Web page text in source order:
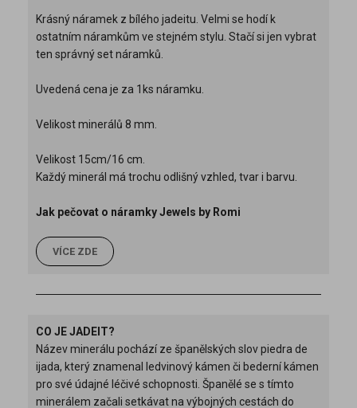
Krásný náramek z bílého jadeitu. Velmi se hodí k
ostatním náramkům ve stejném stylu. Stačí si jen vybrat
ten správný set náramků.
Uvedená cena je za 1ks náramku.
Velikost minerálů 8 mm.
Velikost 15cm/16 cm.
Každý minerál má trochu odlišný vzhled, tvar i barvu.
Jak pečovat o náramky Jewels by Romi
VÍCE ZDE
CO JE JADEIT?
Název minerálu pochází ze španělských slov piedra de
ijada, který znamenal ledvinový kámen či bederní kámen
pro své údajné léčivé schopnosti. Španělé se s tímto
minerálem začali setkávat na výbojných cestách do